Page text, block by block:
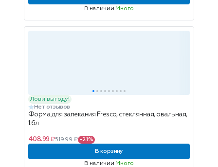
В наличии Много
Лови выгоду!
Нет отзывов
Форма для запекания Fresco, стеклянная, овальная,
1.6л
408.99 ₽519.99 ₽ -21%
В корзину
В наличии Много